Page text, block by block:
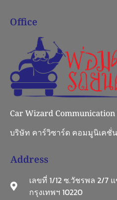
Office
Car Wizard Communication
บริษัท คาร์วิซาร์ด คอมมูนิเคชั่
Address
เลขที่ 1/12 ซ.วัชรพล 2/7
กรุงเทพฯ 10220